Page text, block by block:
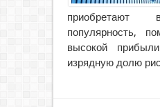
приобретают
популярность,
высокой
изрядную долю